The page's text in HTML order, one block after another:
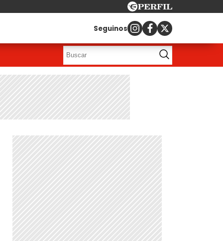
Seguinos